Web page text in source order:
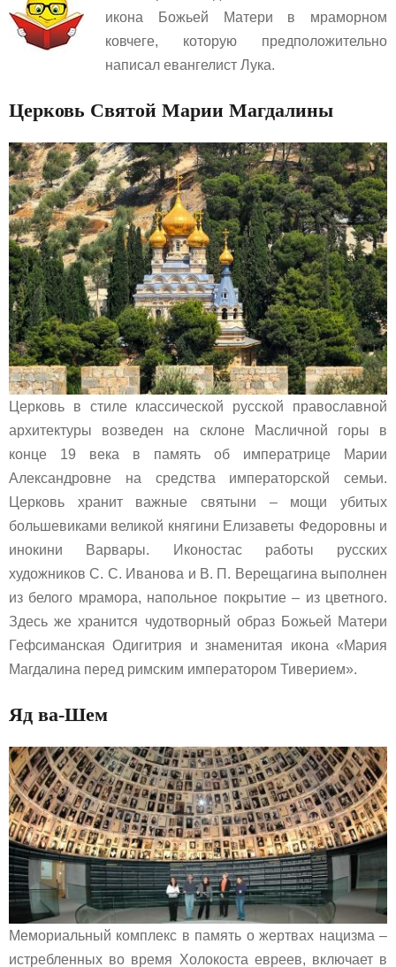
икона Божьей Матери в мраморном
ковчеге, которую предположительно
написал евангелист Лука.
Церковь Святой Марии Магдалины
Церковь в стиле классической русской православной
архитектуры возведен на склоне Масличной горы в
конце 19 века в память об императрице Марии
Александровне на средства императорской семьи.
Церковь хранит важные святыни – мощи убитых
большевиками великой княгини Елизаветы Федоровны и
инокини Варвары. Иконостас работы русских
художников С. С. Иванова и В. П. Верещагина выполнен
из белого мрамора, напольное покрытие – из цветного.
Здесь же хранится чудотворный образ Божьей Матери
Гефсиманская Одигитрия и знаменитая икона «Мария
Магдалина перед римским императором Тиверием».
Яд ва-Шем
Мемориальный комплекс в память о жертвах нацизма –
истребленных во время Холокоста евреев, включает в